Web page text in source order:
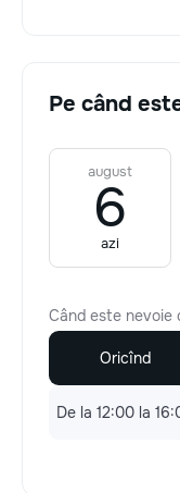
Pe când
august
6
azi
Când este nevoie
Oricînd
De la 12:00 la